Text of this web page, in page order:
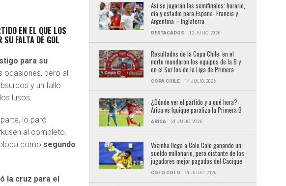
EN EL QUE LOS
FALTA DE GOL
para su
ocasiones, pero al
y un fallo
lusos.
lo paró
al completo.
como segundo
la cruz para el
Así se jugarán las semifinales: horario,
día y estadio para España- Francia y
Argentina – Inglaterra
DESTACADOS 12 JULIO, 2026
Resultados de la Copa Chile: en el
norte mandaron los equipos de la B y
en el Sur los de la Liga de Primera
COPA CHILE 14 JULIO, 2026
¿Dónde ver el partido y a qué hora?:
Arica vs Iquique paraliza la Primera B
ARICA 31 JULIO, 2026
Vozinha llega a Colo Colo ganando un
sueldo millonario, pero distante de los
jugadores mejor pagados del Cacique
COLO COLO 26 JULIO, 2026